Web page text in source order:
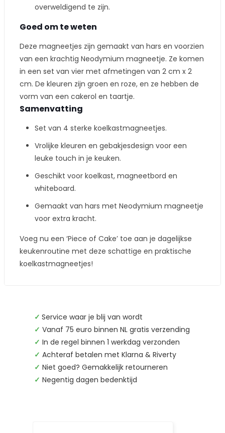
overweldigend te zijn.
Goed om te weten
Deze magneetjes zijn gemaakt van hars en voorzien
van een krachtig Neodymium magneetje. Ze komen
in een set van vier met afmetingen van 2 cm x 2
cm. De kleuren zijn groen en roze, en ze hebben de
vorm van een cakerol en taartje.
Samenvatting
Set van 4 sterke koelkastmagneetjes.
Vrolijke kleuren en gebakjesdesign voor een
leuke touch in je keuken.
Geschikt voor koelkast, magneetbord en
whiteboard.
Gemaakt van hars met Neodymium magneetje
voor extra kracht.
Voeg nu een ‘Piece of Cake’ toe aan je dagelijkse
keukenroutine met deze schattige en praktische
koelkastmagneetjes!
✓ Service waar je blij van wordt
✓ Vanaf 75 euro binnen NL gratis verzending
✓ In de regel binnen 1 werkdag verzonden
✓ Achteraf betalen met Klarna & Riverty
✓ Niet goed? Gemakkelijk retourneren
✓ Negentig dagen bedenktijd